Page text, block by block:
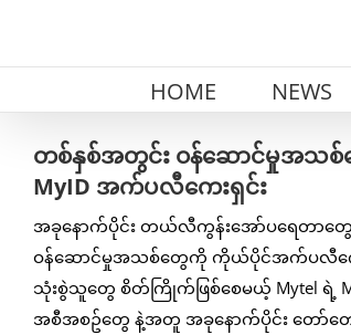
HOME NEWS
တစ်နှစ်အတွင်း ဝန်ဆောင်မှုအသစ်
MyID အက်ပလီကေးရှင်း
အခုနောက်ပိုင်း တယ်လီကွန်းအော်ပရေတ
ဝန်ဆောင်မှုအသစ်တွေကို ကိုယ်ပိုင်အက်ပလီကေ
သုံးစွဲသူတွေ စိတ်ကြိုက်ဖြစ်စေမယ့် Mytel ရဲ့
အစီအစဥ်တွေ နဲ့အတူ အခုနောက်ပိုင်း တော်တ